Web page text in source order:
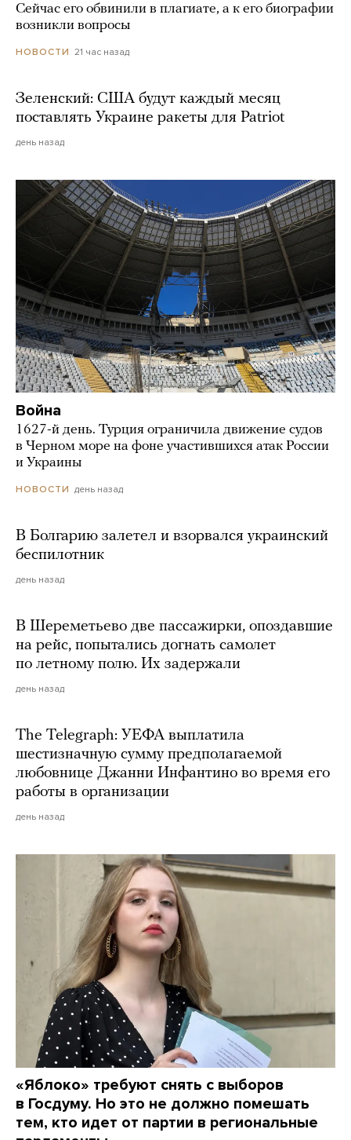
Сейчас его обвинили в плагиате, а к его биографии
возникли вопросы
НОВОСТИ 21 час назад
Зеленский: США будут каждый месяц
поставлять Украине ракеты для Patriot
день назад
Война
1627-й день. Турция ограничила движение судов
в Черном море на фоне участившихся атак России
и Украины
НОВОСТИ день назад
В Болгарию залетел и взорвался украинский
беспилотник
день назад
В Шереметьево две пассажирки, опоздавшие
на рейс, попытались догнать самолет
по летному полю. Их задержали
день назад
The Telegraph: УЕФА выплатила
шестизначную сумму предполагаемой
любовнице Джанни Инфантино во время его
работы в организации
день назад
«Яблоко» требуют снять с выборов
в Госдуму. Но это не должно помешать
тем, кто идет от партии в региональные